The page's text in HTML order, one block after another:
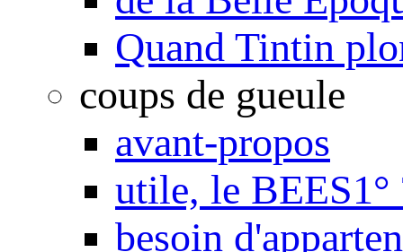
Quand Tintin
coups de gueule
avant-propos
utile, le BEES1°
besoin